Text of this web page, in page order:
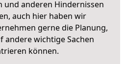
und anderen Hindernissen
auch hier haben wir
gerne die Planung,
andere wichtige Sachen
können.